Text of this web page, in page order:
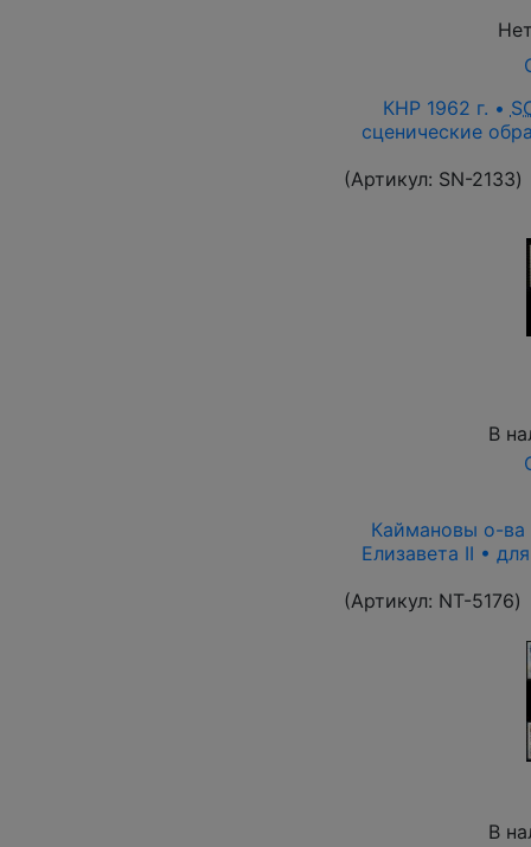
КНР 1962 г. •
сценические
(Артикул: SN-2133)
В
Каймановы о-ва
Елизавета II •
(Артикул: NT-5176)
В